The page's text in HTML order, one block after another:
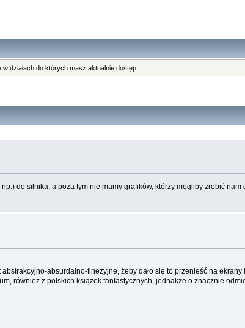
działach do których masz aktualnie dostęp.
do silnika, a poza tym nie mamy grafików, którzy mogliby zrobić nam
absurdalno-finezyjne, żeby dało się to przenieść na ekrany
również z polskich książek fantastycznych, jednakże o znacznie